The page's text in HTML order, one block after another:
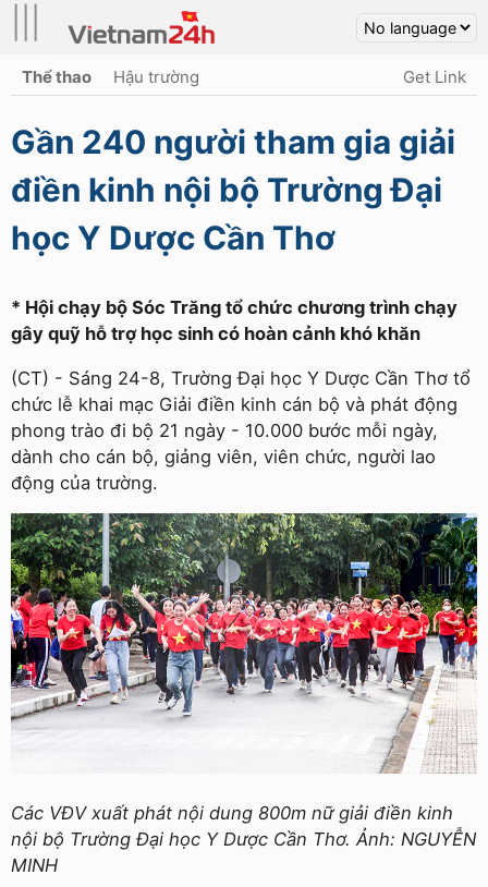
Thể thao Hậu trường Get Link
Gần 240 người tham gia giải
điền kinh nội bộ Trường Đại
học Y Dược Cần Thơ
* Hội chạy bộ Sóc Trăng tổ chức chương trình chạy
gây quỹ hỗ trợ học sinh có hoàn cảnh khó khăn
(CT) - Sáng 24-8, Trường Đại học Y Dược Cần Thơ tổ
chức lễ khai mạc Giải điền kinh cán bộ và phát động
phong trào đi bộ 21 ngày - 10.000 bước mỗi ngày,
dành cho cán bộ, giảng viên, viên chức, người lao
động của trường.
Các VĐV xuất phát nội dung 800m nữ giải điền kinh
nội bộ Trường Đại học Y Dược Cần Thơ. Ảnh: NGUYỄN
MINH